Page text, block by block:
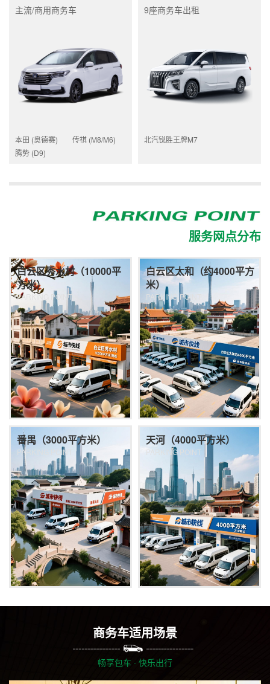
主流/商用商务车
本田 (奥德赛)
传祺 (M8/M6)
腾势 (D9)
9座商务车出租
北汽锐胜王牌M7
服务网点分布
白云区秀水村（10000平
方米）
PARKING POINT
白云区太和（约4000平方
米）
PARKING POINT
番禺（3000平方米）
PARKING POINT
天河（4000平方米）
PARKING POINT
商务车适用场景
畅享包车 · 快乐出行